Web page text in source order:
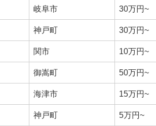
岐阜市 30万円~
神戸町 30万円~
関市 10万円~
御嵩町 50万円~
海津市 15万円~
神戸町 5万円~